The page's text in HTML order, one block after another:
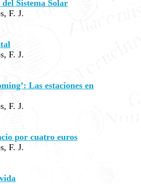
Sistema Solar
F. J.
F. J.
Las estaciones en
F. J.
por cuatro euros
F. J.